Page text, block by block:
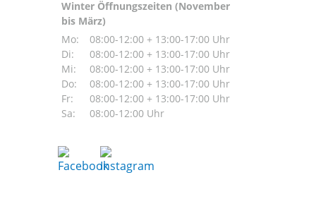
Winter Öffnungszeiten (November
bis März)
Mo:
08:00-12:00 + 13:00-17:00 Uhr
Di:
08:00-12:00 + 13:00-17:00 Uhr
Mi:
08:00-12:00 + 13:00-17:00 Uhr
Do:
08:00-12:00 + 13:00-17:00 Uhr
Fr:
08:00-12:00 + 13:00-17:00 Uhr
Sa:
08:00-12:00 Uhr